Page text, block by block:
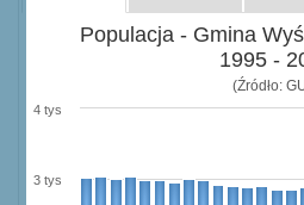
Populacja - Gmina
1995 -
(Źródło:
3 tys
4 tys